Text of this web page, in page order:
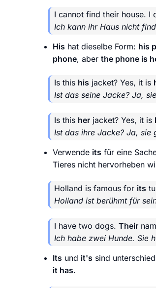
I cannot find their house. I
Ich kann ihr Haus nicht
His hat dieselbe Form: his
phone, aber the phone is
Is this his jacket? Yes, it is
Ist das seine Jacke? Ja,
Is this her jacket? Yes, it is
Ist das ihre Jacke? Ja, sie
Verwende its für eine
Tieres nicht hervorheben
Holland is famous for its
Holland ist berühmt für
I have two dogs. Their
Ich habe zwei Hunde. Sie
Its und it's sind
it has.